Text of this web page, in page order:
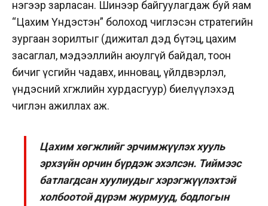
нэгээр зарласан. Шинээр байгуулагдаж буй яам
“Цахим Үндэстэн” болоход чиглэсэн стратегийн
зургаан зорилтыг (дижитал дэд бүтэц, цахим
засаглал, мэдээллийн аюулгүй байдал, тоон
бичиг үсгийн чадавх, инновац, үйлдвэрлэл,
үндэсний хөгжлийн хурдасгуур) биелүүлэхэд
чиглэн ажиллах аж.
Цахим хөгжлийг эрчимжүүлэх хууль
эрхзүйн орчин бүрдэж эхэлсэн. Тиймээс
батлагдсан хуулиудыг хэрэгжүүлэхтэй
холбоотой дүрэм журмууд, бодлогын